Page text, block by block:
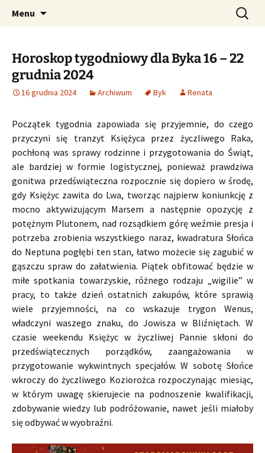
CzaroMarowy horoskop
dzienny, miesięczny i
tygodniowy
Profesjonalne przepowiednie astrologiczne
Menu Szukaj:
Horoskop tygodniowy dla Byka 16 – 22
grudnia 2024
16 grudnia 2024 Archiwum Byk Renata
Początek tygodnia zapowiada się przyjemnie, do czego
przyczyni się tranzyt Księżyca przez życzliwego Raka,
pochłoną was sprawy rodzinne i przygotowania do Świąt,
ale bardziej w formie logistycznej, ponieważ prawdziwa
gonitwa przedświąteczna rozpocznie się dopiero w środę,
gdy Księżyc zawita do Lwa, tworząc najpierw koniunkcję z
mocno aktywizującym Marsem a następnie opozycję z
potężnym Plutonem, nad rozsądkiem górę weźmie presja i
potrzeba zrobienia wszystkiego naraz, kwadratura Słońca
do Neptuna pogłębi ten stan, łatwo możecie się zagubić w
gąszczu spraw do załatwienia. Piątek obfitować będzie w
miłe spotkania towarzyskie, różnego rodzaju „wigilie” w
pracy, to także dzień ostatnich zakupów, które sprawią
wiele przyjemności, na co wskazuje trygon Wenus,
władczyni waszego znaku, do Jowisza w Bliźniętach. W
czasie weekendu Księżyc w życzliwej Pannie skłoni do
przedświątecznych porządków, zaangażowania w
przygotowanie wykwintnych specjałów. W sobotę Słońce
wkroczy do życzliwego Koziorożca rozpoczynając miesiąc,
w którym uwagę skierujecie na podnoszenie kwalifikacji,
zdobywanie wiedzy lub podróżowanie, nawet jeśli miałoby
się odbywać w wyobraźni.